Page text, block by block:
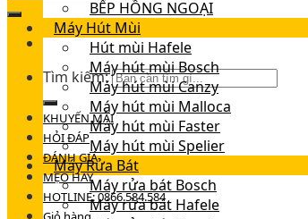
Tìm kiếm:
KHUYẾN MÃI
HỎI ĐÁP
ĐÁNH GIÁ
MẸO HAY
HOTLINE: 0866.584.584
BẾP HỒNG NGOẠI
Máy Hút Mùi
Hút mùi Hafele
Máy hút mùi Bosch
Máy hút mùi Canzy
Máy hút mùi Malloca
Máy hút mùi Faster
Máy hút mùi Spelier
Máy Rửa Bát
Máy rửa bát Bosch
Máy rửa bát Hafele